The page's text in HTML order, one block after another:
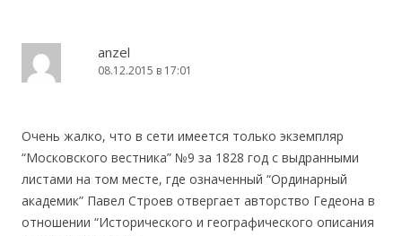
anzel
08.12.2015 в 17:01
Очень жалко, что в сети имеется только экземпляр
“Московского вестника” №9 за 1828 год с выдранными
листами на том месте, где означенный “Ординарный
академик” Павел Строев отвергает авторство Гедеона в
отношении “Исторического и географического описания